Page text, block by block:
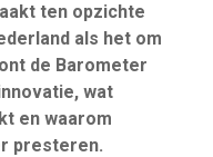
ten opzichte
als het om
de Barometer
wat
en waarom
presteren.